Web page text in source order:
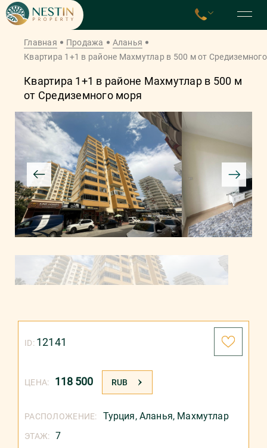
Главная Продажа
Аланья
Квартира 1+1 в районе Махмутлар в 500 м от
Квартира 1+1 в районе Махмутлар в 500 м
от Средиземного моря
ЦЕНА: 118 500 RUB
ID: 12141
РАСПОЛОЖЕНИЕ: Турция, Аланья, Махмутлар
ЭТАЖ: 7